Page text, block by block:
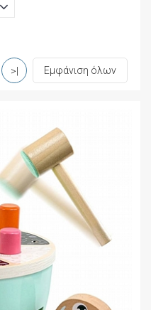
>| Εμφάνιση όλων